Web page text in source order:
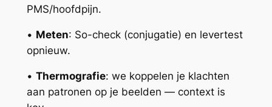
PMS/hoofdpijn.
• Meten: So-check (conjugatie) en levertest
opnieuw.
• Thermografie: we koppelen je klachten
aan patronen op je beelden — context is